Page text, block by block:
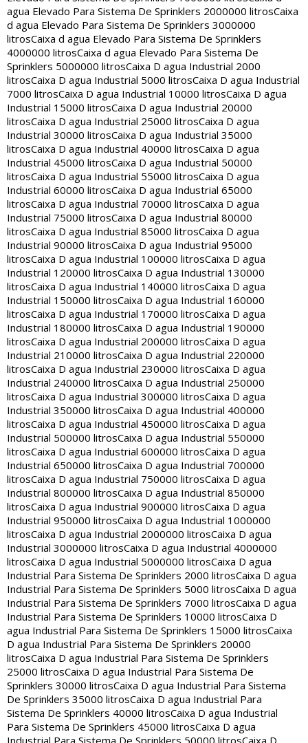
agua Elevado Para Sistema De Sprinklers 2000000 litrosCaixa
d agua Elevado Para Sistema De Sprinklers 3000000
litrosCaixa d agua Elevado Para Sistema De Sprinklers
4000000 litrosCaixa d agua Elevado Para Sistema De
Sprinklers 5000000 litrosCaixa D agua Industrial 2000
litrosCaixa D agua Industrial 5000 litrosCaixa D agua Industrial
7000 litrosCaixa D agua Industrial 10000 litrosCaixa D agua
Industrial 15000 litrosCaixa D agua Industrial 20000
litrosCaixa D agua Industrial 25000 litrosCaixa D agua
Industrial 30000 litrosCaixa D agua Industrial 35000
litrosCaixa D agua Industrial 40000 litrosCaixa D agua
Industrial 45000 litrosCaixa D agua Industrial 50000
litrosCaixa D agua Industrial 55000 litrosCaixa D agua
Industrial 60000 litrosCaixa D agua Industrial 65000
litrosCaixa D agua Industrial 70000 litrosCaixa D agua
Industrial 75000 litrosCaixa D agua Industrial 80000
litrosCaixa D agua Industrial 85000 litrosCaixa D agua
Industrial 90000 litrosCaixa D agua Industrial 95000
litrosCaixa D agua Industrial 100000 litrosCaixa D agua
Industrial 120000 litrosCaixa D agua Industrial 130000
litrosCaixa D agua Industrial 140000 litrosCaixa D agua
Industrial 150000 litrosCaixa D agua Industrial 160000
litrosCaixa D agua Industrial 170000 litrosCaixa D agua
Industrial 180000 litrosCaixa D agua Industrial 190000
litrosCaixa D agua Industrial 200000 litrosCaixa D agua
Industrial 210000 litrosCaixa D agua Industrial 220000
litrosCaixa D agua Industrial 230000 litrosCaixa D agua
Industrial 240000 litrosCaixa D agua Industrial 250000
litrosCaixa D agua Industrial 300000 litrosCaixa D agua
Industrial 350000 litrosCaixa D agua Industrial 400000
litrosCaixa D agua Industrial 450000 litrosCaixa D agua
Industrial 500000 litrosCaixa D agua Industrial 550000
litrosCaixa D agua Industrial 600000 litrosCaixa D agua
Industrial 650000 litrosCaixa D agua Industrial 700000
litrosCaixa D agua Industrial 750000 litrosCaixa D agua
Industrial 800000 litrosCaixa D agua Industrial 850000
litrosCaixa D agua Industrial 900000 litrosCaixa D agua
Industrial 950000 litrosCaixa D agua Industrial 1000000
litrosCaixa D agua Industrial 2000000 litrosCaixa D agua
Industrial 3000000 litrosCaixa D agua Industrial 4000000
litrosCaixa D agua Industrial 5000000 litrosCaixa D agua
Industrial Para Sistema De Sprinklers 2000 litrosCaixa D agua
Industrial Para Sistema De Sprinklers 5000 litrosCaixa D agua
Industrial Para Sistema De Sprinklers 7000 litrosCaixa D agua
Industrial Para Sistema De Sprinklers 10000 litrosCaixa D
agua Industrial Para Sistema De Sprinklers 15000 litrosCaixa
D agua Industrial Para Sistema De Sprinklers 20000
litrosCaixa D agua Industrial Para Sistema De Sprinklers
25000 litrosCaixa D agua Industrial Para Sistema De
Sprinklers 30000 litrosCaixa D agua Industrial Para Sistema
De Sprinklers 35000 litrosCaixa D agua Industrial Para
Sistema De Sprinklers 40000 litrosCaixa D agua Industrial
Para Sistema De Sprinklers 45000 litrosCaixa D agua